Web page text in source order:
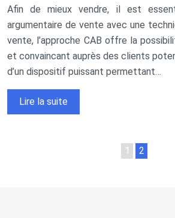
Afin de mieux vendre, il est
argumentaire de vente avec une
vente, l’approche CAB offre la
et convaincant auprès des clients
d’un dispositif puissant permettant…
Lire la suite
1 2